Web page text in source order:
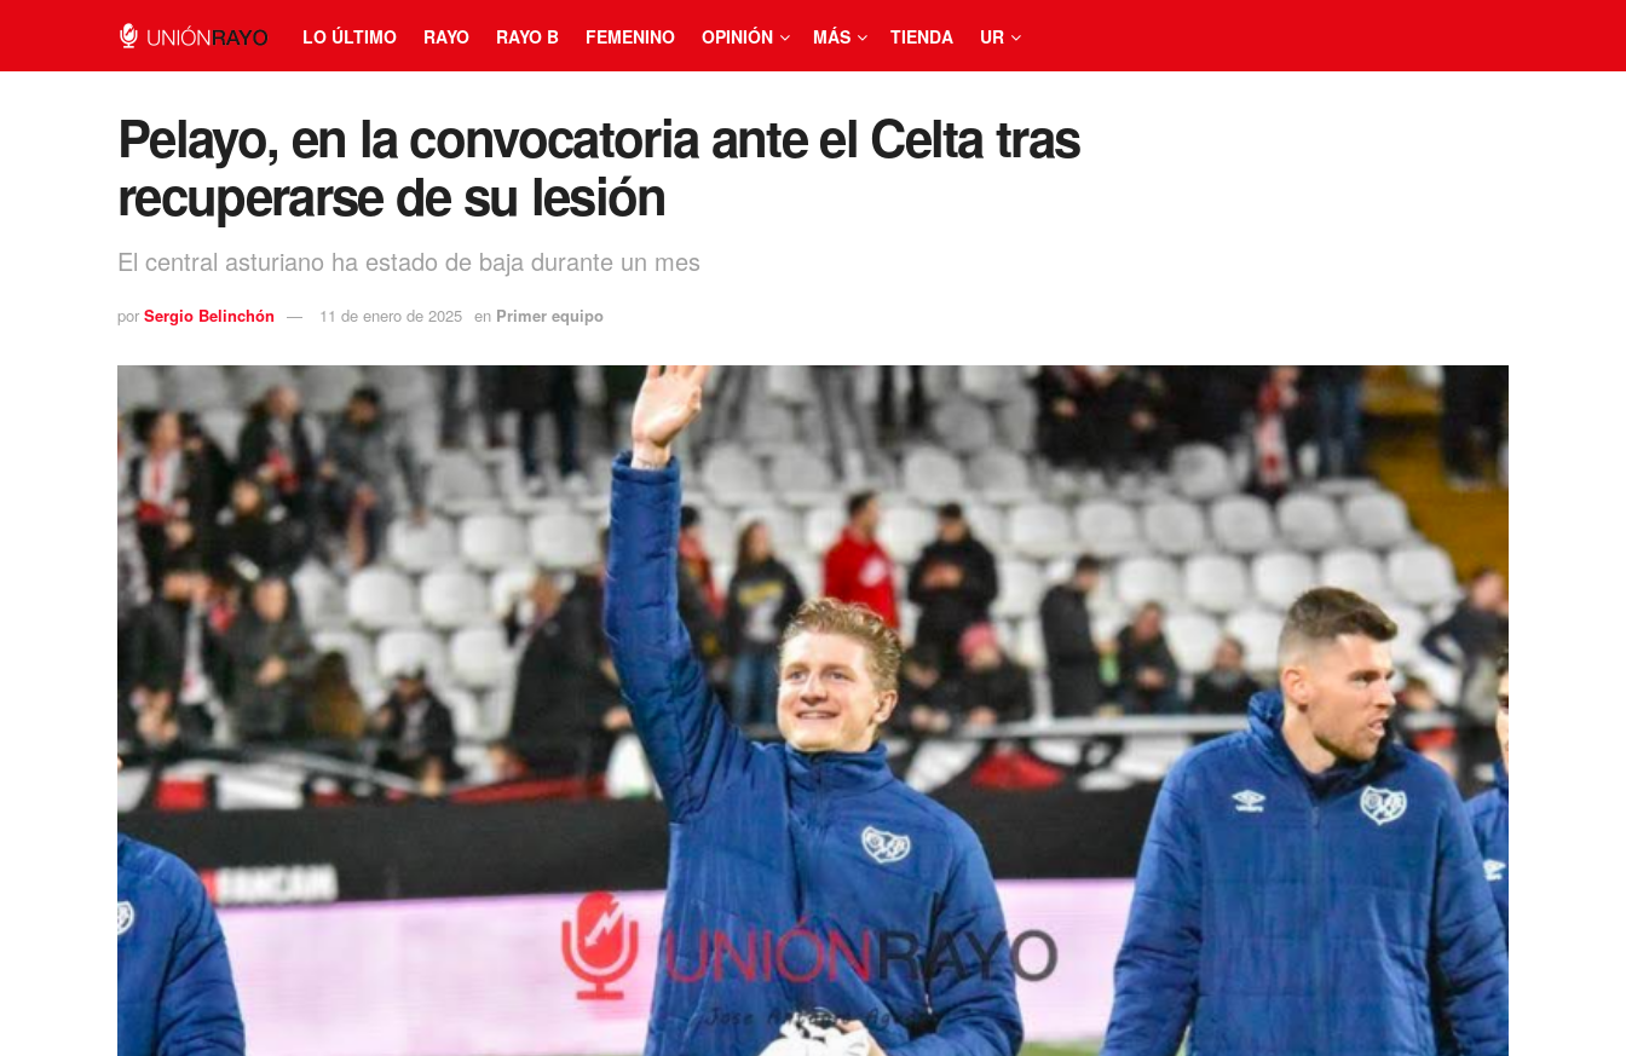
LO ÚLTIMO RAYO RAYO B FEMENINO OPINIÓN MÁS TIENDA UR
Pelayo, en la convocatoria ante el Celta tras
recuperarse de su lesión
El central asturiano ha estado de baja durante un mes
por Sergio Belinchón 11 de enero de 2025 en Primer equipo